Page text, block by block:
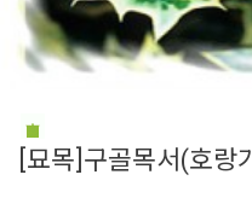
[묘목]구골목서(호랑